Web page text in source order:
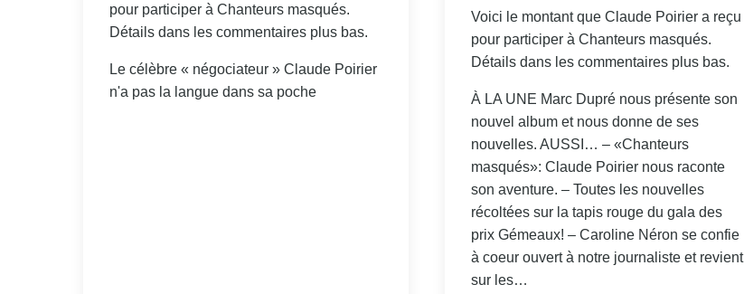
pour participer à Chanteurs masqués.
Détails dans les commentaires plus bas.
Le célèbre « négociateur » Claude Poirier
n'a pas la langue dans sa poche
Voici le montant que Claude Poirier a reçu
pour participer à Chanteurs masqués.
Détails dans les commentaires plus bas.
À LA UNE Marc Dupré nous présente son
nouvel album et nous donne de ses
nouvelles. AUSSI… – «Chanteurs
masqués»: Claude Poirier nous raconte
son aventure. – Toutes les nouvelles
récoltées sur la tapis rouge du gala des
prix Gémeaux! – Caroline Néron se confie
à coeur ouvert à notre journaliste et revient
sur les…